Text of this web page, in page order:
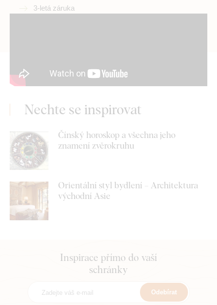
3-letá záruka
Nechte se inspirovat
Čínský horoskop a všechna jeho
znamení zvěrokruhu
Orientální styl bydlení – Architektura
východní Asie
Inspirace přímo do vaší
schránky
Odebírat